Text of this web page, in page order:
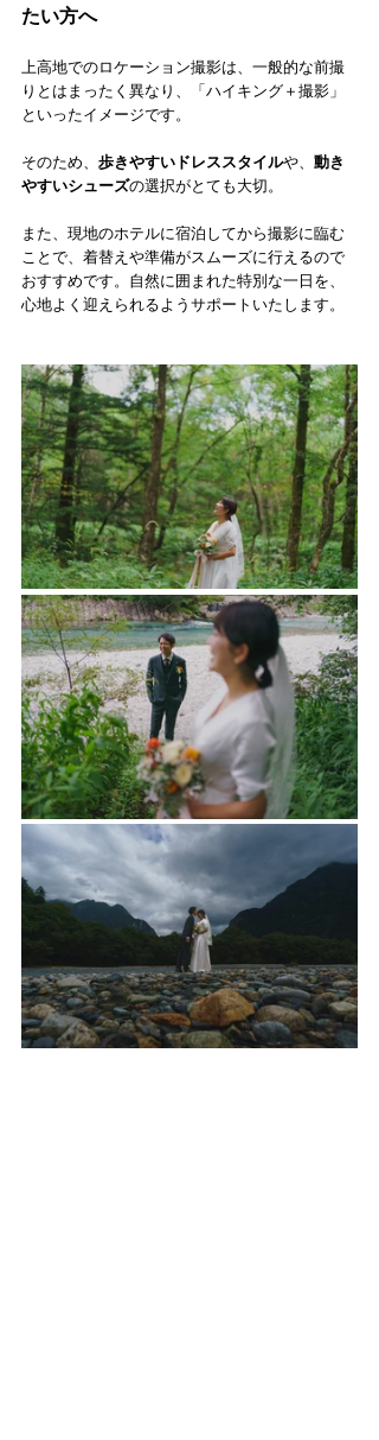
たい方へ
上高地でのロケーション撮影は、一般的な前撮
りとはまったく異なり、「ハイキング＋撮影」
といったイメージです。
そのため、 歩きやすいドレススタイルや、 動き
やすいシューズの選択がとても大切。
また、現地のホテルに宿泊してから撮影に臨む
ことで、着替えや準備がスムーズに行えるので
おすすめです。自然に囲まれた特別な一日を、
心地よく迎えられるようサポートいたします。